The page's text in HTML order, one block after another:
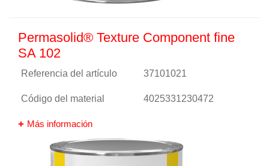
Permasolid® Texture Component fine
SA 102
Referencia del artículo 37101021
Código del material 4025331230472
Más información